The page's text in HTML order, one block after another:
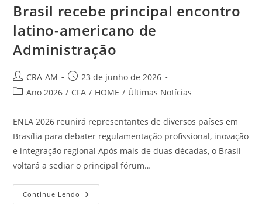
Brasil recebe principal encontro
latino-americano de
Administração
CRA-AM
23 de junho de 2026
Ano 2026 / CFA / HOME / Últimas Notícias
ENLA 2026 reunirá representantes de diversos países em
Brasília para debater regulamentação profissional, inovação
e integração regional Após mais de duas décadas, o Brasil
voltará a sediar o principal fórum…
Continue Lendo